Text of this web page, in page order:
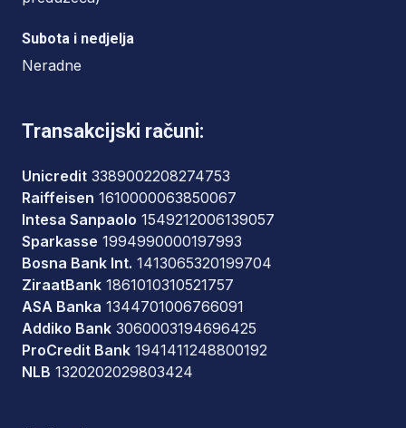
Subota i nedjelja
Neradne
Transakcijski računi:
Unicredit 3389002208274753
Raiffeisen 1610000063850067
Intesa Sanpaolo 1549212006139057
Sparkasse 1994990000197993
Bosna Bank Int. 1413065320199704
ZiraatBank 1861010310521757
ASA Banka 1344701006766091
Addiko Bank 3060003194696425
ProCredit Bank 1941411248800192
NLB 1320202029803424